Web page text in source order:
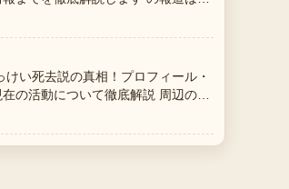
す。
けい死去説の真相！プロフィール・
の活動について徹底解説 周辺の検
感があります。